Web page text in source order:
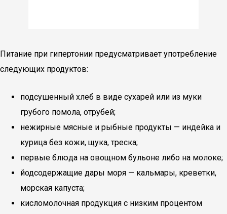
Питание при гипертонии предусматривает употребление
следующих продуктов:
подсушенный хлеб в виде сухарей или из муки
грубого помола, отрубей;
нежирные мясные и рыбные продукты — индейка и
курица без кожи, щука, треска;
первые блюда на овощном бульоне либо на молоке;
йодсодержащие дары моря — кальмары, креветки,
морская капуста;
кисломолочная продукция с низким процентом